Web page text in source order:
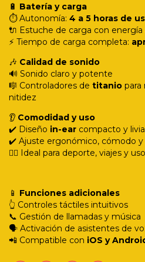
🔋 Batería y carga
⏱️ Autonomía: 4 a 5 horas de
🔌 Estuche de carga con energía
⚡ Tiempo de carga completa:
🎶 Calidad de sonido
🔊 Sonido claro y potente
🎼 Controladores de titanio para
nitidez
👂 Comodidad y uso
✔️ Diseño in-ear compacto y
✔️ Ajuste ergonómico, cómodo y
🏃‍♂️ Ideal para deporte, viajes y
📱 Funciones adicionales
👆 Controles táctiles intuitivos
📞 Gestión de llamadas y música
🗣️ Activación de asistentes de
📲 Compatible con iOS y